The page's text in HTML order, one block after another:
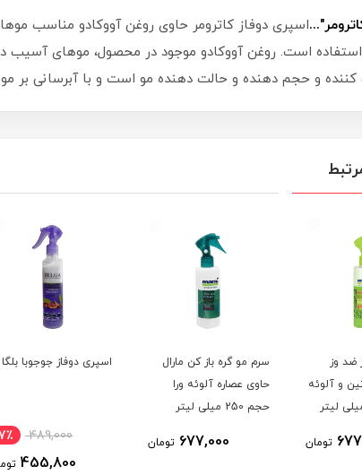
اسپری دوفاز کاترومر حاوی روغن آووکادو مناسب
است. روغن آووکادو موجود در محصول، موهای آسیب
کننده و حجم دهنده و حالت دهنده مو است و با آبرسانی
ضد وز
و آلوئه
تومان
سرم مو گره باز کن مارال
حاوی عصاره آلوئه ورا
حجم 250 میلی لیتر
677,000 تومان
اسپری دوفاز جوجوبا بلگا
489,000
455,800